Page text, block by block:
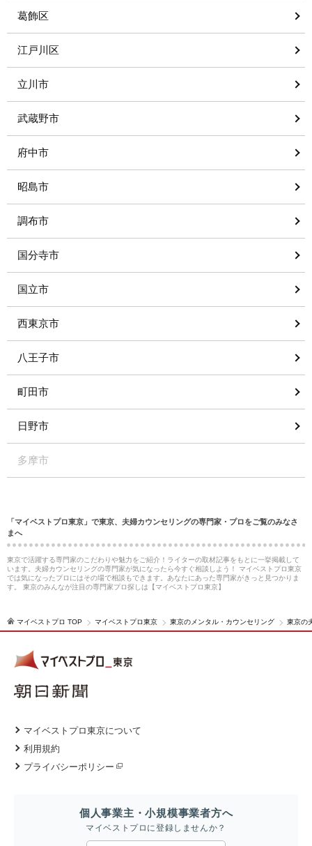
葛飾区
江戸川区
立川市
武蔵野市
府中市
昭島市
調布市
国分寺市
国立市
西東京市
八王子市
町田市
日野市
多摩市
「マイベストプロ東京」で東京、夫婦カウンセリングの専門家・プロをご覧のみなさ
まへ
東京で活躍する専門家のこだわりや魅力をご紹介！ライターの取材記事をもとに一挙掲載して
います。夫婦カウンセリングの専門家が気になったら今すぐ相談しよう！ マイベストプロ東京
では気になったプロにはその場で相談もできます。あなたにあった専門家がきっと見つかりま
す。 東京のみんなが注目の専門家プロ探しは【マイベストプロ東京】
マイベストプロ TOP マイベストプロ東京 東京のメンタル・カウンセリング 東京の
マイベストプロ東京について
利用規約
プライバシーポリシー
個人事業主・小規模事業者方へ
マイベストプロに登録しませんか？